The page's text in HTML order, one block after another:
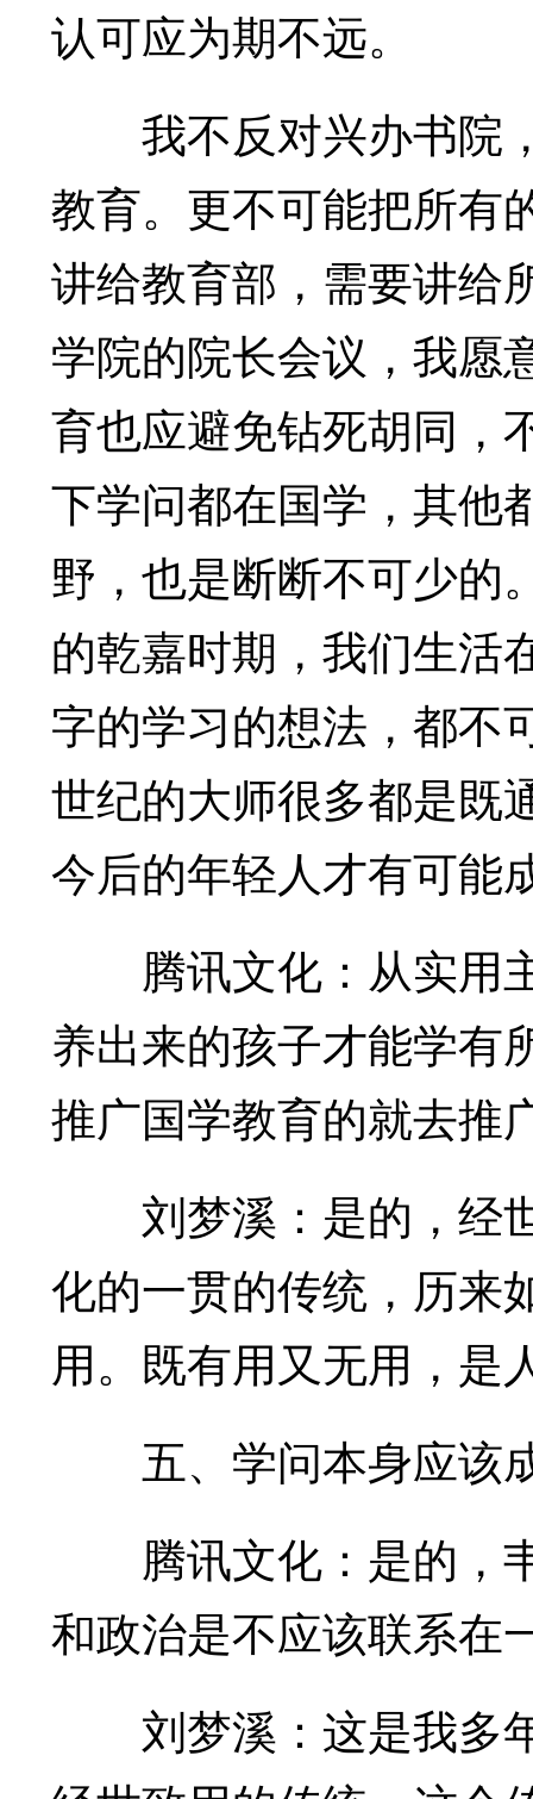
认可应为期不远。
我不反对兴办书院
教育。更不可能把所有
讲给教育部，需要讲给
学院的院长会议，我愿
育也应避免钻死胡同，
下学问都在国学，其他
野，也是断断不可少的
的乾嘉时期，我们生活
字的学习的想法，都不
世纪的大师很多都是既
今后的年轻人才有可能
腾讯文化：从实用
养出来的孩子才能学有
推广国学教育的就去推
刘梦溪：是的，经
化的一贯的传统，历来
用。既有用又无用，是
五、学问本身应该
腾讯文化：是的，
和政治是不应该联系在
刘梦溪：这是我多